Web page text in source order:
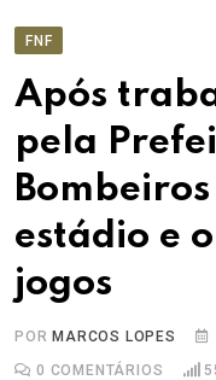
FNF
Após
pela
estádio e
jogos
PORMARCOS LOPES
0 COMENTÁRIOS